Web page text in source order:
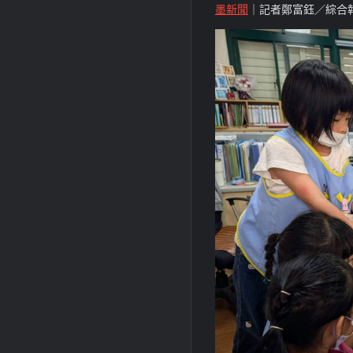
墨新聞 ｜記者鄭富鈺／綜合